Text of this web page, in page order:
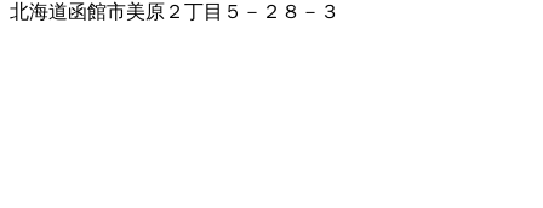
北海道函館市美原２丁目５－２８－３